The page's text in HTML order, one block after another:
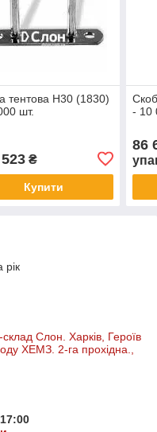
тентова H30 (1830)
шт.
₴
Купити
- 10
86
рік
Слон. Харків, Героїв
ХЕМЗ. 2-га прохідна.,